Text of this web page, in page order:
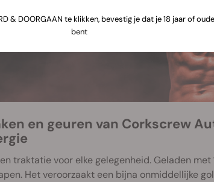
en geuren van Corkscrew
traktatie voor elke gelegenheid. Geladen met
Het veroorzaakt een bijna onmiddellijke
& DOORGAAN te klikken, bevestig je dat je 18 jaar of
bent